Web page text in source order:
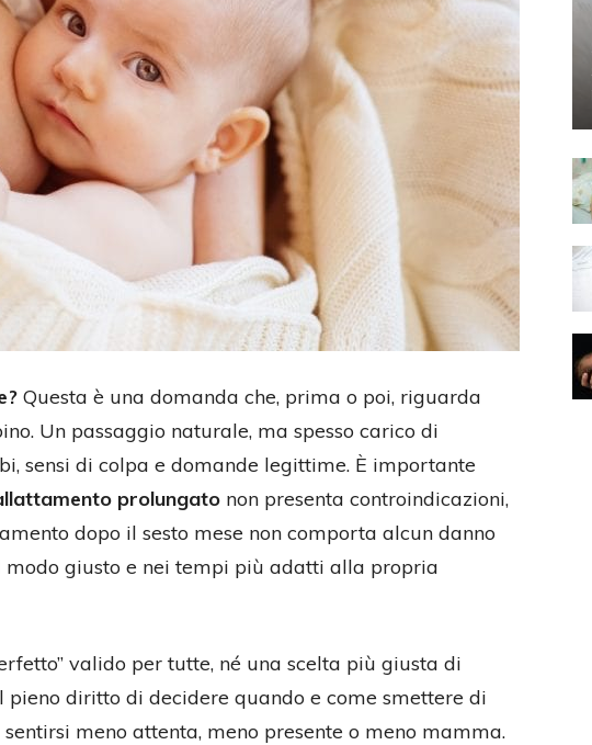
Questa è una domanda che, prima o poi, riguarda
Un passaggio naturale, ma spesso carico di
sensi di colpa e domande legittime. È importante
prolungato non presenta controindicazioni,
dopo il sesto mese non comporta alcun danno
modo giusto e nei tempi più adatti alla propria
valido per tutte, né una scelta più giusta di
pieno diritto di decidere quando e come smettere di
meno attenta, meno presente o meno mamma.